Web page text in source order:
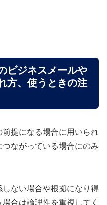
ビジネスメールや
方、使うときの注
提になる場合に用いられ
ながっている場合にのみ
ない場合や根拠になり得
合は論理性を重視してく